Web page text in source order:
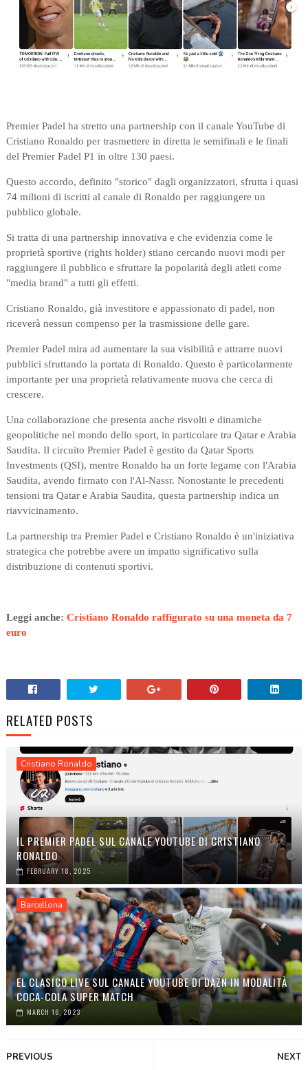
Premier Padel ha stretto una partnership con il canale YouTube di
Cristiano Ronaldo per trasmettere in diretta le semifinali e le finali
del Premier Padel P1 in oltre 130 paesi.
Questo accordo, definito "storico" dagli organizzatori, sfrutta i quasi
74 milioni di iscritti al canale di Ronaldo per raggiungere un
pubblico globale.
Si tratta di una partnership innovativa e che evidenzia come le
proprietà sportive (rights holder) stiano cercando nuovi modi per
raggiungere il pubblico e sfruttare la popolarità degli atleti come
"media brand" a tutti gli effetti.
Cristiano Ronaldo, già investitore e appassionato di padel, non
riceverà nessun compenso per la trasmissione delle gare.
Premier Padel mira ad aumentare la sua visibilità e attrarre nuovi
pubblici sfruttando la portata di Ronaldo. Questo è particolarmente
importante per una proprietà relativamente nuova che cerca di
crescere.
Una collaborazione che presenta anche risvolti e dinamiche
geopolitiche nel mondo dello sport, in particolare tra Qatar e Arabia
Saudita. Il circuito Premier Padel è gestito da Qatar Sports
Investments (QSI), mentre Ronaldo ha un forte legame con l'Arabia
Saudita, avendo firmato con l'Al-Nassr. Nonostante le precedenti
tensioni tra Qatar e Arabia Saudita, questa partnership indica un
riavvicinamento.
La partnership tra Premier Padel e Cristiano Ronaldo è un'iniziativa
strategica che potrebbe avere un impatto significativo sulla
distribuzione di contenuti sportivi.
Leggi anche: Cristiano Ronaldo raffigurato su una moneta da 7
euro
RELATED POSTS
Cristiano Ronaldo
IL PREMIER PADEL SUL CANALE YOUTUBE DI CRISTIANO
RONALDO
FEBRUARY 18, 2025
Barcellona
EL CLASICO LIVE SUL CANALE YOUTUBE DI DAZN IN MODALITÀ
COCA-COLA SUPER MATCH
MARCH 16, 2023
NEXT
PREVIOUS